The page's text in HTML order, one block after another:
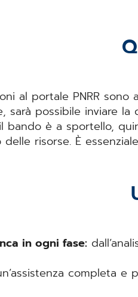
al portale PNRR sono
sarà possibile inviare
bando è a sportello,
delle risorse. È
in ogni fase:
completa